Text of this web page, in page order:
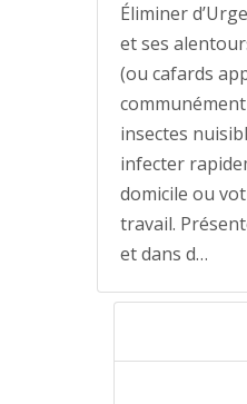
Éliminer
et ses
(ou cafards
insectes
infecter
domicile ou
travail.
et dans d…